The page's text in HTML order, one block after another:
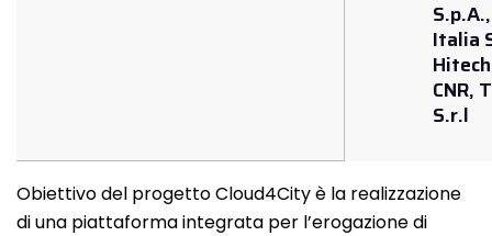
Italia
CNR,
S.r.l
Obiettivo del progetto Cloud4City è la realizzazione
di una piattaforma integrata per l’erogazione di